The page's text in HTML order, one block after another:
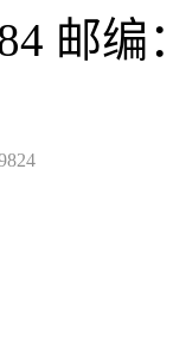
邮编